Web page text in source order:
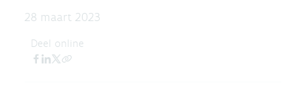
28 maart 2023
Deel online